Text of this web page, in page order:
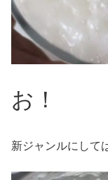
お！
新ジャンルにして